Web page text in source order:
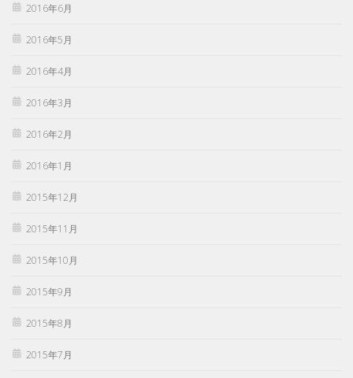
2016年6月
2016年5月
2016年4月
2016年3月
2016年2月
2016年1月
2015年12月
2015年11月
2015年10月
2015年9月
2015年8月
2015年7月